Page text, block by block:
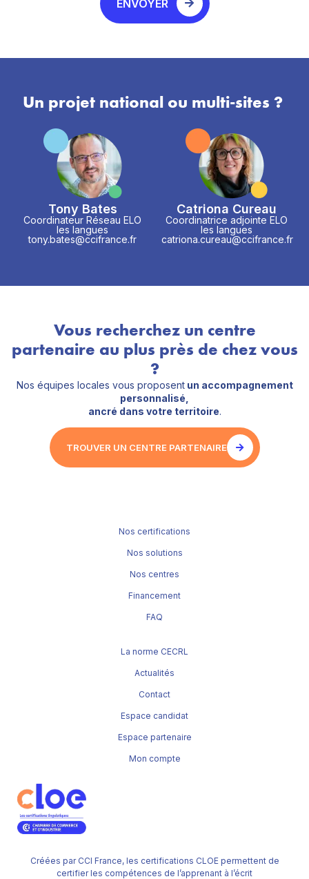
ENVOYER
Un projet national ou multi-sites ?
Tony Bates
Coordinateur Réseau ELO
les langues
tony.bates@ccifrance.fr
Catriona Cureau
Coordinatrice adjointe ELO
les langues
catriona.cureau@ccifrance.fr
Vous recherchez un centre
partenaire au plus près de chez vous
?
Nos équipes locales vous proposentun accompagnement
personnalisé,
ancré dans votre territoire.
TROUVER UN CENTRE PARTENAIRE
Créées par CCI France, les certifications CLOE permettent de
certifier les compétences de l’apprenant à l’écrit
Nos certifications
Nos solutions
Nos centres
Financement
FAQ
La norme CECRL
Actualités
Contact
Espace candidat
Espace partenaire
Mon compte